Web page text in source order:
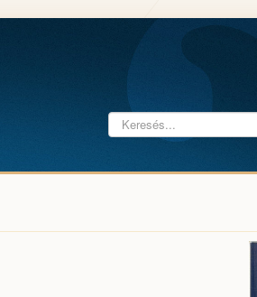
Keresés...